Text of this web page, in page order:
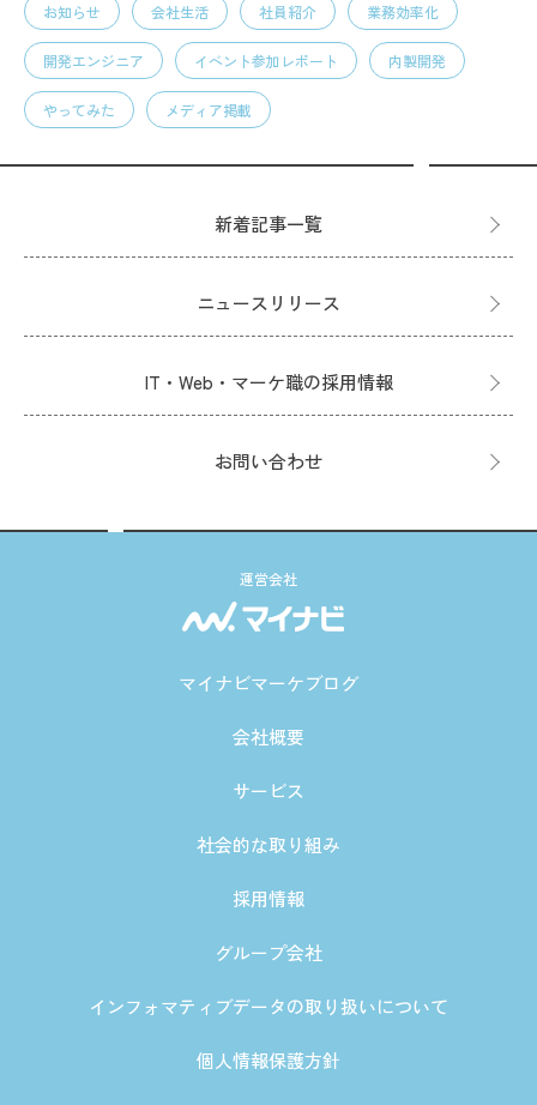
お知らせ 会社生活 社員紹介 業務効率化
開発エンジニア イベント参加レポート 内製開発
やってみた メディア掲載
新着記事一覧
ニュースリリース
IT・Web・マーケ職の採用情報
お問い合わせ
運営会社
マイナビマーケブログ
会社概要
サービス
社会的な取り組み
採用情報
グループ会社
インフォマティブデータの取り扱いについて
個人情報保護方針